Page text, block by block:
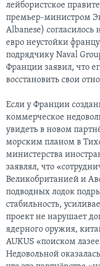
лейбористское
премьер-министром
Albanese)
евро неустойки
подрядчику Naval
Франции заявил, что
восстановить свои
Если у Франции
коммерческое
увидеть в новом
морским планом в
министерства
заявлял, что
Великобританией и
подводных лодок
стабильность,
проект не нарушает
ядерного оружия,
AUKUS «поиском
Недовольной